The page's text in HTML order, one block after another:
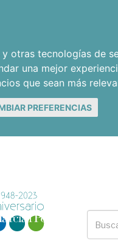
otras tecnologías de
una mejor
que sean más
PREFERENCIAS